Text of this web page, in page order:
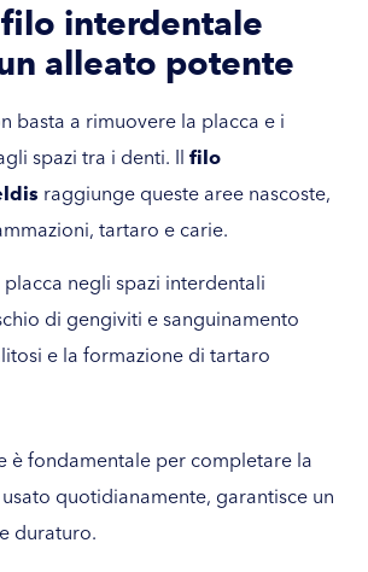
interdentale
alleato potente
basta a rimuovere la placca e i
spazi tra i denti. Ilfilo
raggiunge queste aree nascoste,
tartaro e carie.
placca negli spazi interdentali
di gengiviti e sanguinamento
e la formazione di tartaro
è fondamentale per completare la
quotidianamente, garantisce un
duraturo.